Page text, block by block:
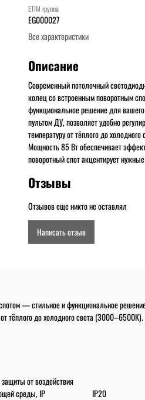
ETIM группа
EG000027
Все характеристики
Описание
Современный потолочный
колец со встроенным поворотным
функциональное решение для
пультом ДУ, позволяет удобно
температуру от тёплого до
Мощность 85 Вт обеспечивает
поворотный спот акцентирует
Отзывы
Отзывов еще никто не оставлял
Написать отзыв
— стильное и функциональное
тёплого до холодного света
от воздействия
среды, IP
IP20